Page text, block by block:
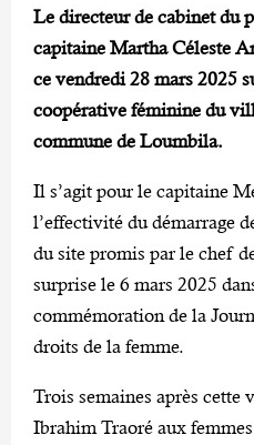
Le directeur de cabinet du
capitaine Martha Céleste
ce vendredi 28 mars 2025
coopérative féminine du
commune de Loumbila.
Il s’agit pour le capitaine
l’effectivité du démarrage
du site promis par le chef
surprise le 6 mars 2025
commémoration de la
droits de la femme.
Trois semaines après
Ibrahim Traoré aux